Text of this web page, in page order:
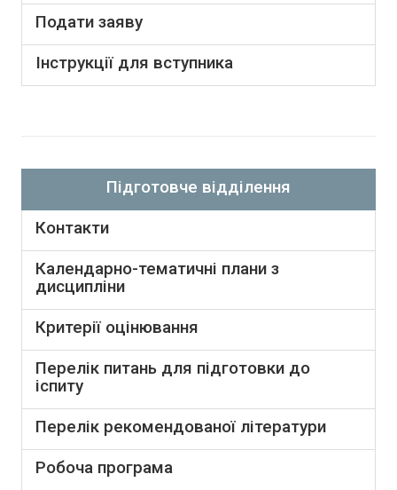
Подати заяву
Інструкції для вступника
Підготовче відділення
Контакти
Календарно-тематичні плани з
дисципліни
Критерії оцінювання
Перелік питань для підготовки до
іспиту
Перелік рекомендованої літератури
Робоча програма